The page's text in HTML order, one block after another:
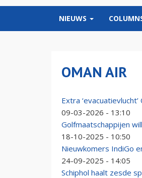
NIEUWS
OMAN AIR
Extra
09-03-2026 - 13:10
Golfmaatschappijen
18-10-2025 - 10:50
Nieuwkomers IndiGo
24-09-2025 - 14:05
Schiphol haalt zesde